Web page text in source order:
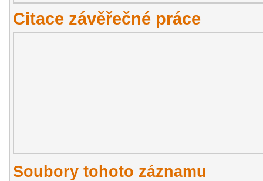
Citace závěřečné práce
Soubory tohoto záznamu